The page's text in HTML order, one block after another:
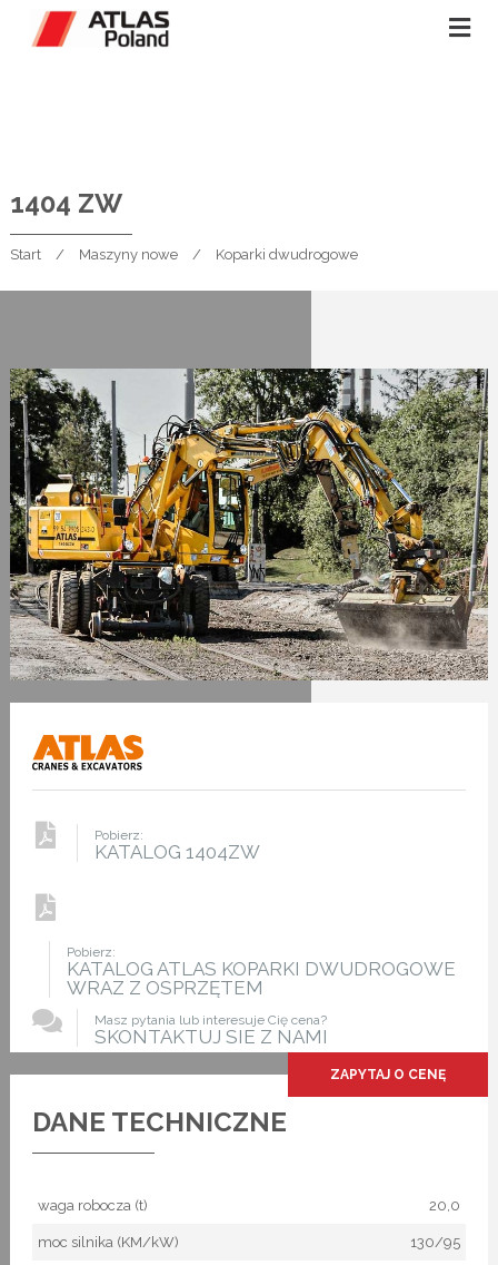
1404 ZW
Start Maszyny nowe Koparki dwudrogowe
Pobierz:
KATALOG 1404ZW
Pobierz:
KATALOG ATLAS KOPARKI DWUDROGOWE
WRAZ Z OSPRZĘTEM
Masz pytania lub interesuje Cię cena?
SKONTAKTUJ SIE Z NAMI
ZAPYTAJ O CENĘ
DANE TECHNICZNE
waga robocza (t) 20,0
moc silnika (KM/kW) 130/95